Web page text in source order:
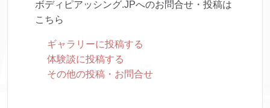
ボディピアッシング.JPへのお問合せ・投稿は
こちら
ギャラリーに投稿する
体験談に投稿する
その他の投稿・お問合せ